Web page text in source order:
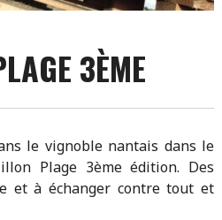
3ÈME
le vignoble nantais dans le
Plage 3ème édition. Des
et à échanger contre tout et